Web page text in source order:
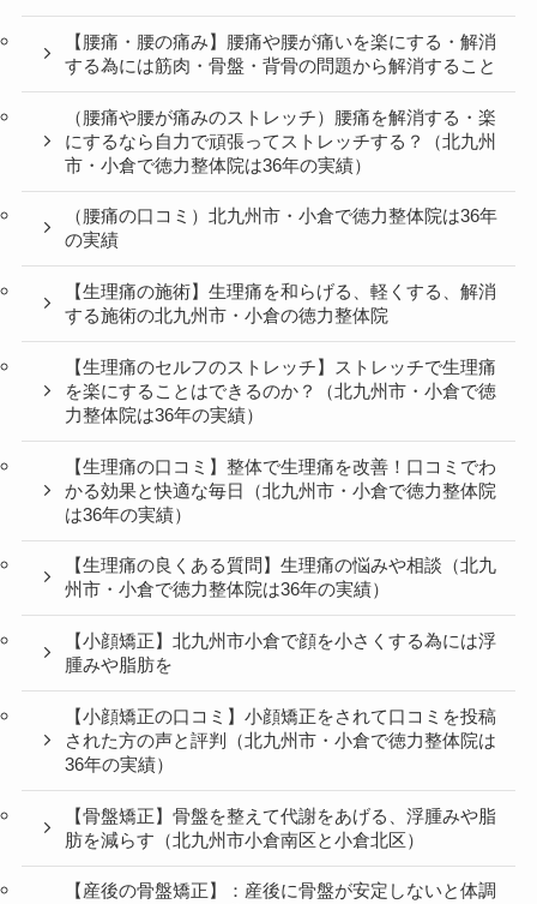
【腰痛・腰の痛み】腰痛や腰が痛いを楽にする・解消
する為には筋肉・骨盤・背骨の問題から解消すること
（腰痛や腰が痛みのストレッチ）腰痛を解消する・楽
にするなら自力で頑張ってストレッチする？（北九州
市・小倉で徳力整体院は36年の実績）
（腰痛の口コミ）北九州市・小倉で徳力整体院は36年
の実績
【生理痛の施術】生理痛を和らげる、軽くする、解消
する施術の北九州市・小倉の徳力整体院
【生理痛のセルフのストレッチ】ストレッチで生理痛
を楽にすることはできるのか？（北九州市・小倉で徳
力整体院は36年の実績）
【生理痛の口コミ】整体で生理痛を改善！口コミでわ
かる効果と快適な毎日（北九州市・小倉で徳力整体院
は36年の実績）
【生理痛の良くある質問】生理痛の悩みや相談（北九
州市・小倉で徳力整体院は36年の実績）
【小顔矯正】北九州市小倉で顔を小さくする為には浮
腫みや脂肪を
【小顔矯正の口コミ】小顔矯正をされて口コミを投稿
された方の声と評判（北九州市・小倉で徳力整体院は
36年の実績）
【骨盤矯正】骨盤を整えて代謝をあげる、浮腫みや脂
肪を減らす（北九州市小倉南区と小倉北区）
【産後の骨盤矯正】：産後に骨盤が安定しないと体調